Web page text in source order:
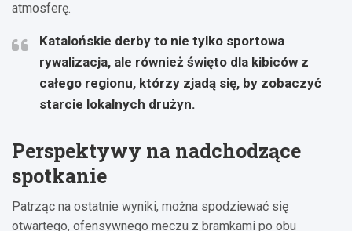
atmosferę.
Katalońskie derby to nie tylko sportowa
rywalizacja, ale również święto dla kibiców z
całego regionu, którzy zjadą się, by zobaczyć
starcie lokalnych drużyn.
Perspektywy na nadchodzące
spotkanie
Patrząc na ostatnie wyniki, można spodziewać się
otwartego, ofensywnego meczu z bramkami po obu